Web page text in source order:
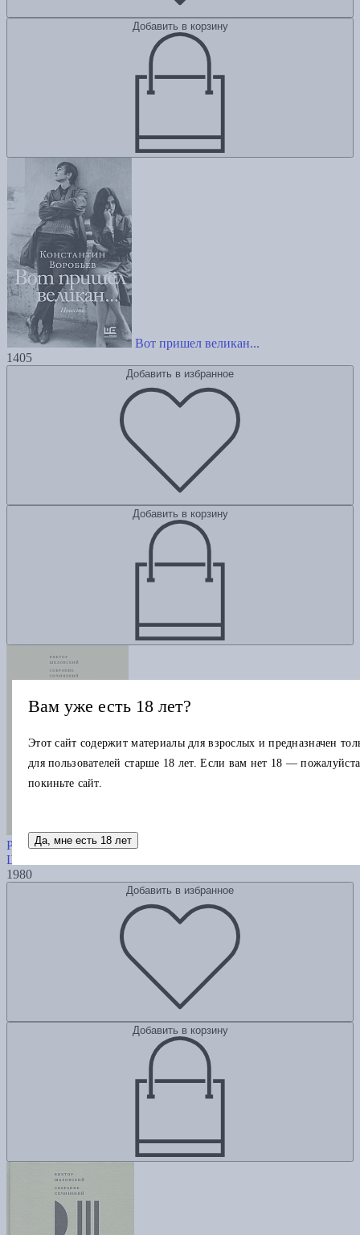
Добавить в корзину
Вот пришел великан...
1405
Добавить в избранное
Добавить в корзину
Собрание сочинений. Том 1:
Революция
Шкловский В.
1980
Добавить в избранное
Добавить в корзину
Вам уже есть 18 лет?
Этот сайт содержит материалы для взрослых и предназначен
для пользователей старше 18 лет. Если вам нет 18 —
покиньте сайт.
Да, мне есть 18 лет